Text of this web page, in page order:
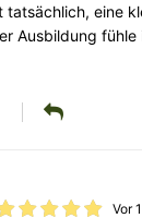
eine
Ausbildung fühle
Vor